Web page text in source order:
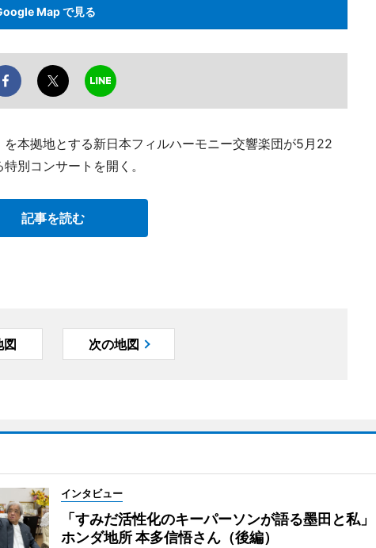
Map で見る
本拠地とする新日本フィルハーモニー交響楽団が5月22
別コンサートを開く。
記事を読む
図 次の地図
インタビュー
「すみだ活性化のキーパーソンが語る墨田と私」
ホンダ地所 本多信悟さん（後編）